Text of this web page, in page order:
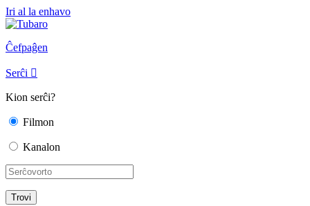
Iri al la enhavo
Ĉefpaĝen
Serĉi 
Kion serĉi?
Filmon
Kanalon